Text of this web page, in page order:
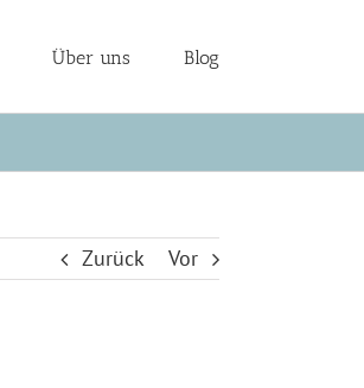
Über uns Blog
Zurück Vor